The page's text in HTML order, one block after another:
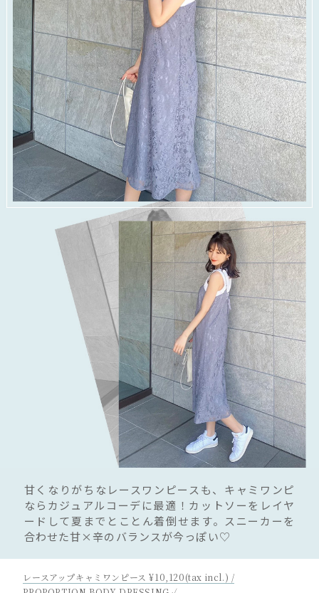
甘くなりがちなレースワンピースも、キャミワンピ
ならカジュアルコーデに最適！カットソーをレイヤ
ードして夏までとことん着倒せます。スニーカーを
合わせた甘×辛のバランスが今っぽい♡
レースアップキャミワンピース ¥10,120(tax incl.) /